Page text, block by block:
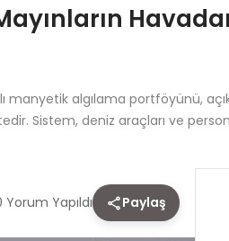
manyetik algılama portföyünü,
Sistem, deniz araçları ve
Yorum Yapıldı Paylaş